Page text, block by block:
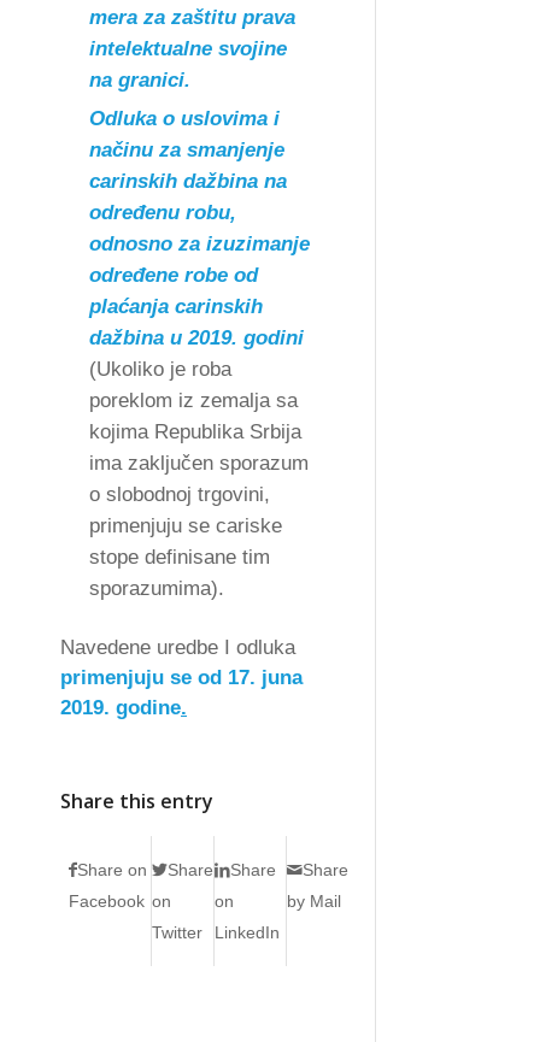
mera za zaštitu prava
intelektualne svojine
na granici.
Odluka o uslovima i
načinu za smanjenje
carinskih dažbina na
određenu robu,
odnosno za izuzimanje
određene robe od
plaćanja carinskih
dažbina u 2019. godini
(Ukoliko je roba
poreklom iz zemalja sa
kojima Republika Srbija
ima zaključen sporazum
o slobodnoj trgovini,
primenjuju se cariske
stope definisane tim
sporazumima).
Navedene uredbe I odluka
primenjuju se od 17. juna
2019. godine.
Share this entry
Share on
Facebook
Share
on
Twitter
Share
on
LinkedIn
Share
by Mail